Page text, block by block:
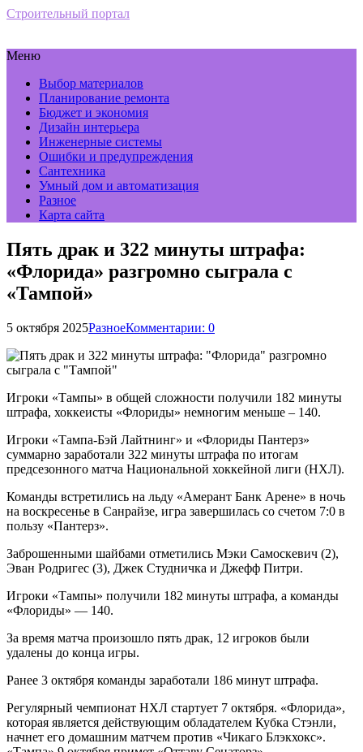
Строительный портал
Меню
Выбор материалов
Планирование ремонта
Бюджет и экономия
Дизайн интерьера
Инженерные системы
Ошибки и предупреждения
Сантехника
Умный дом и автоматизация
Разное
Карта сайта
Пять драк и 322 минуты штрафа:
«Флорида» разгромно сыграла с
«Тампой»
5 октября 2025РазноеКомментарии: 0
Игроки «Тампы» в общей сложности получили 182 минуты
штрафа, хоккеисты «Флориды» немногим меньше – 140.
Игроки «Тампа-Бэй Лайтнинг» и «Флориды Пантерз»
суммарно заработали 322 минуты штрафа по итогам
предсезонного матча Национальной хоккейной лиги (НХЛ).
Команды встретились на льду «Амерант Банк Арене» в ночь
на воскресенье в Санрайзе, игра завершилась со счетом 7:0 в
пользу «Пантерз».
Заброшенными шайбами отметились Мэки Самоскевич (2),
Эван Родригес (3), Джек Студничка и Джефф Питри.
Игроки «Тампы» получили 182 минуты штрафа, а команды
«Флориды» — 140.
За время матча произошло пять драк, 12 игроков были
удалены до конца игры.
Ранее 3 октября команды заработали 186 минут штрафа.
Регулярный чемпионат НХЛ стартует 7 октября. «Флорида»,
которая является действующим обладателем Кубка Стэнли,
начнет его домашним матчем против «Чикаго Блэкхокс».